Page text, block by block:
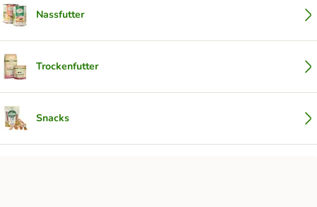
Nassfutter
Trockenfutter
Snacks